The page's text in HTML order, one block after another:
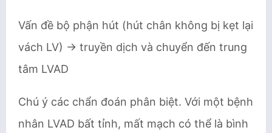
Vấn đề bộ phận hút (hút chân không bị kẹt lại
vách LV) → truyền dịch và chuyển đến trung
tâm LVAD
Chú ý các chẩn đoán phân biệt. Với một bệnh
nhân LVAD bất tỉnh, mất mạch có thể là bình